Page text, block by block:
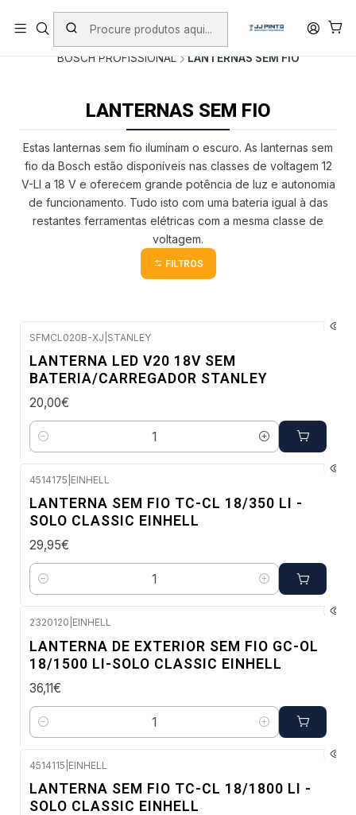
PORTES INCLUÍDOS EM ENCOMENDAS +75€ (excepto ilhas)
Início PRODUTOS
FERRAMENTAS SEM FIO
BOSCH PROFISSIONAL
LANTERNAS SEM FIO
LANTERNAS SEM FIO
Estas lanternas sem fio iluminam o escuro. As lanternas sem
fio da Bosch estão disponíveis nas classes de voltagem 12
V-LI a 18 V e oferecem grande potência de luz e autonomia
de funcionamento. Tudo isto com uma bateria igual à das
restantes ferramentas elétricas com a mesma classe de
voltagem.
FILTROS
SFMCL020B-XJ STANLEY
LANTERNA LED V20 18V SEM
BATERIA/CARREGADOR STANLEY
20,00€
Quantidade
4514175 EINHELL
LANTERNA SEM FIO TC-CL 18/350 LI -
SOLO CLASSIC EINHELL
29,95€
Quantidade
2320120 EINHELL
LANTERNA DE EXTERIOR SEM FIO GC-OL
18/1500 LI-SOLO CLASSIC EINHELL
36,11€
Quantidade
4514115 EINHELL
LANTERNA SEM FIO TC-CL 18/1800 LI -
SOLO CLASSIC EINHELL